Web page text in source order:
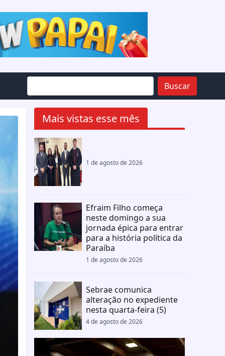
Buscar
Mais vistas esse mês
1 de agosto de 2026
Efraim Filho começa
neste domingo a sua
jornada épica para entrar
para a história política da
Paraíba
1 de agosto de 2026
Sebrae comunica
alteração no expediente
nesta quarta-feira (5)
4 de agosto de 2026